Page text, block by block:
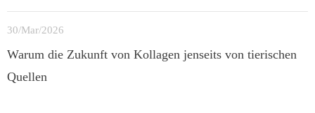
30/Mar/2026
Warum die Zukunft von Kollagen jenseits von tierischen
Quellen